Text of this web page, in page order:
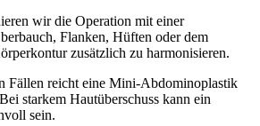
wir die Operation mit einer
Flanken, Hüften oder dem
zusätzlich zu harmonisieren.
Fällen reicht eine Mini-Abdominoplastik
starkem Hautüberschuss kann ein
sein.